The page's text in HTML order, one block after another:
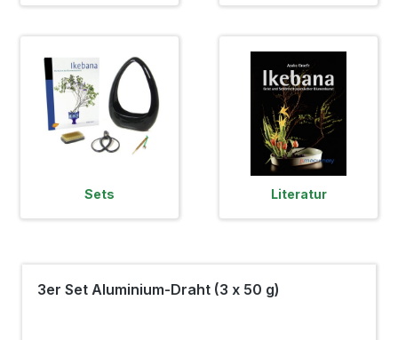
Sets Literatur
3er Set Aluminium-Draht (3 x 50 g)